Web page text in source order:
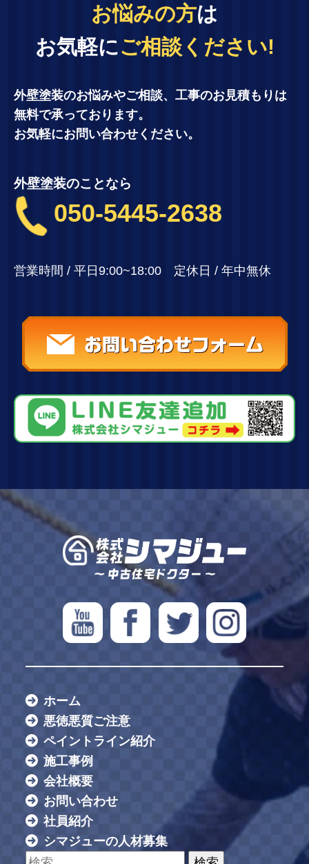
お悩みの方は
お気軽にご相談ください!
外壁塗装のお悩みやご相談、工事のお見積もりは
無料で承っております。
お気軽にお問い合わせください。
外壁塗装のことなら
050-5445-2638
営業時間 / 平日9:00~18:00 定休日 / 年中無休
ホーム
悪徳悪質ご注意
ペイントライン紹介
施工事例
会社概要
お問い合わせ
社員紹介
シマジューの人材募集
検索: